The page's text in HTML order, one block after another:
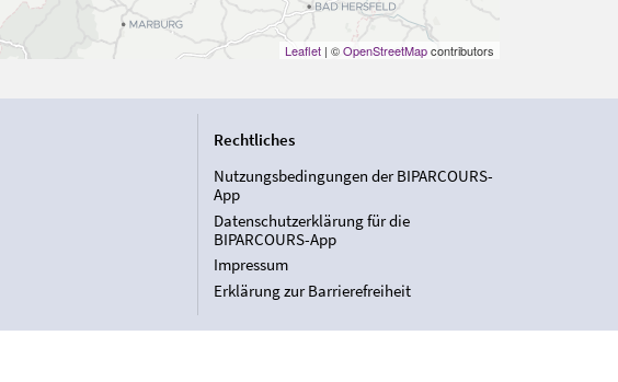
Leaflet| ©OpenStreetMapcontributors
Rechtliches
Nutzungsbedingungen der BIPARCOURS-
App
Datenschutzerklärung für die
BIPARCOURS-App
Impressum
Erklärung zur Barrierefreiheit